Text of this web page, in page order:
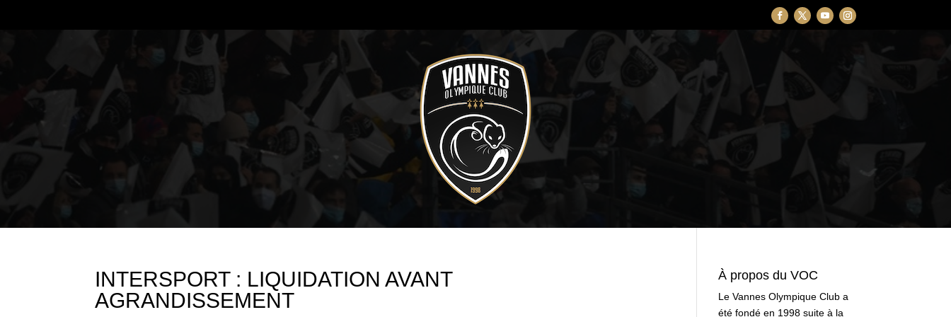
INTERSPORT : LIQUIDATION AVANT
AGRANDISSEMENT
À propos du VOC
Le Vannes Olympique Club a
été fondé en 1998 suite à la